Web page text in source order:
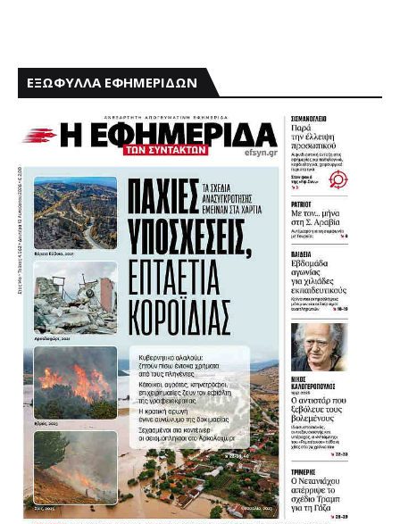
ΕΞΩΦΥΛΛΑ ΕΦΗΜΕΡΙΔΩΝ